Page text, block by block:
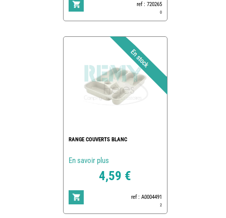
ref : 720265
0
RANGE COUVERTS BLANC
En savoir plus
4,59 €
ref : A0004491
2